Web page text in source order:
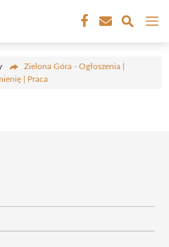
Zielona Góra - Ogłoszenia |
| Praca